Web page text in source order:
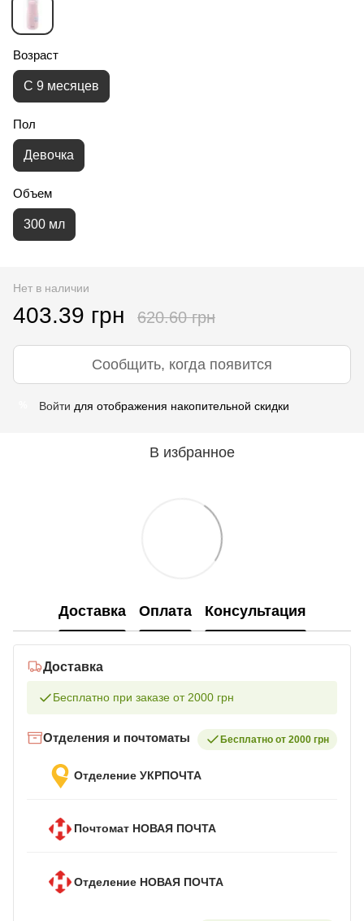
Возраст
С 9 месяцев
Пол
Девочка
Объем
300 мл
Нет в наличии
403.39 грн 620.60 грн
Сообщить, когда появится
Войти для отображения накопительной скидки
В избранное
Доставка Оплата Консультация
Доставка
Бесплатно при заказе от 2000 грн
Отделения и почтоматы Бесплатно от 2000 грн
Отделение УКРПОЧТА
Почтомат НОВАЯ ПОЧТА
Отделение НОВАЯ ПОЧТА